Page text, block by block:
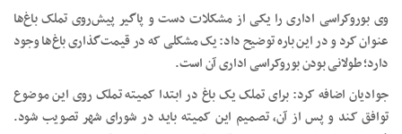
وی بوروکراسی اداری را یکی از مشکلات دست‌ و پاگیر پیش‌روی تملک باغ‌ها
عنوان کرد و در این باره توضیح داد: یک مشکلی که در قیمت‌گذاری باغ‌ها وجود
دارد؛ طولانی بودن بوروکراسی اداری آن است.
جوادیان اضافه کرد: برای تملک یک باغ در ابتدا کمیته تملک روی این موضوع
توافق کند و پس از آن، تصمیم این کمیته باید در شورای شهر تصویب شود.